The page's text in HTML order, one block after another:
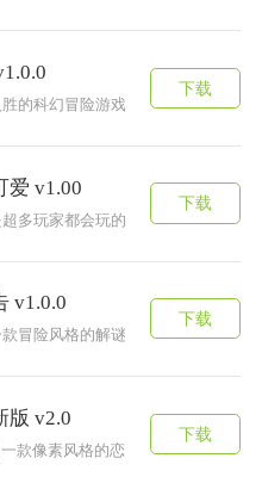
的科幻冒险游戏，将玩家带入无
下载
爱 v1.00
多玩家都会玩的一款好玩的治愈
下载
v1.0.0
冒险风格的解谜游戏，你要做的
下载
版 v2.0
一款像素风格的恋爱养成游戏。这
下载